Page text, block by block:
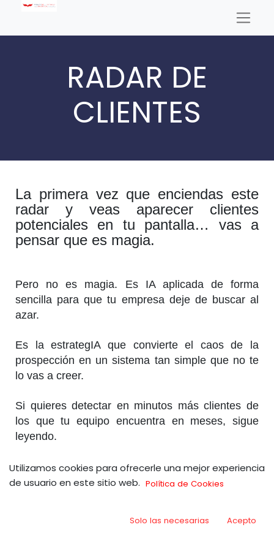
RADAR DE
CLIENTES
La primera vez que enciendas este
radar y veas aparecer clientes
potenciales en tu pantalla… vas a
pensar que es magia.
Pero no es magia. Es IA aplicada de forma
sencilla para que tu empresa deje de buscar al
azar.
Es la estrategIA que convierte el caos de la
prospección en un sistema tan simple que no te
lo vas a creer.
Si quieres detectar en minutos más clientes de
los que tu equipo encuentra en meses, sigue
leyendo.
¿Cuánto tiempo lleva tu empresa
Es verdad que esto siempre ha sido complejo y
Utilizamos cookies para ofrecerle una mejor experiencia
de usuario en este sitio web. Política de Cookies
Solo las necesarias Acepto